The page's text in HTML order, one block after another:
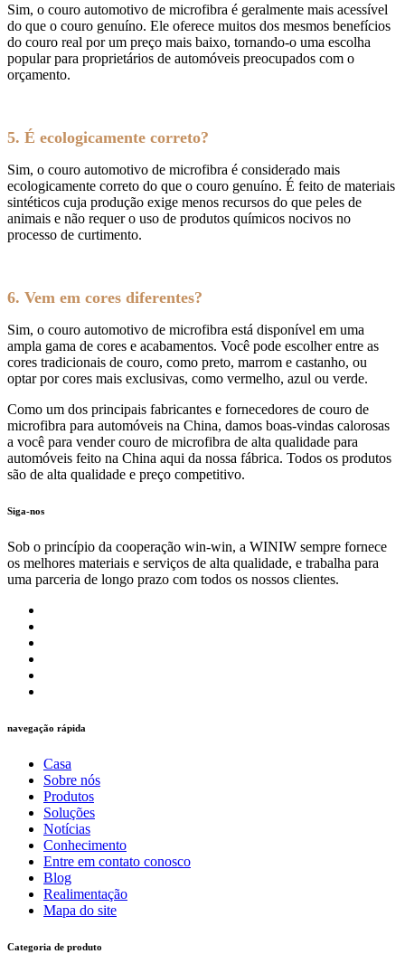
Sim, o couro automotivo de microfibra é geralmente mais acessível
do que o couro genuíno. Ele oferece muitos dos mesmos benefícios
do couro real por um preço mais baixo, tornando-o uma escolha
popular para proprietários de automóveis preocupados com o
orçamento.
5. É ecologicamente correto?
Sim, o couro automotivo de microfibra é considerado mais
ecologicamente correto do que o couro genuíno. É feito de materiais
sintéticos cuja produção exige menos recursos do que peles de
animais e não requer o uso de produtos químicos nocivos no
processo de curtimento.
6. Vem em cores diferentes?
Sim, o couro automotivo de microfibra está disponível em uma
ampla gama de cores e acabamentos. Você pode escolher entre as
cores tradicionais de couro, como preto, marrom e castanho, ou
optar por cores mais exclusivas, como vermelho, azul ou verde.
Como um dos principais fabricantes e fornecedores de couro de
microfibra para automóveis na China, damos boas-vindas calorosas
a você para vender couro de microfibra de alta qualidade para
automóveis feito na China aqui da nossa fábrica. Todos os produtos
são de alta qualidade e preço competitivo.
Siga-nos
Sob o princípio da cooperação win-win, a WINIW sempre fornece
os melhores materiais e serviços de alta qualidade, e trabalha para
uma parceria de longo prazo com todos os nossos clientes.
navegação rápida
Casa
Sobre nós
Produtos
Soluções
Notícias
Conhecimento
Entre em contato conosco
Blog
Realimentação
Mapa do site
Categoria de produto